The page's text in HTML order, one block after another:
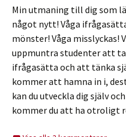
Min utmaning till dig som
något nytt! Våga
mönster! Våga misslyckas!
uppmuntra studenter att
ifrågasätta och att tänka
kommer att hamna in i,
kan du utveckla dig själv
kommer du att ha otroligt